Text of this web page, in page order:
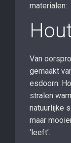
materialen:
Van
gemaakt
esdoorn.
stralen
natuurlijke
maar
‘leeft’.